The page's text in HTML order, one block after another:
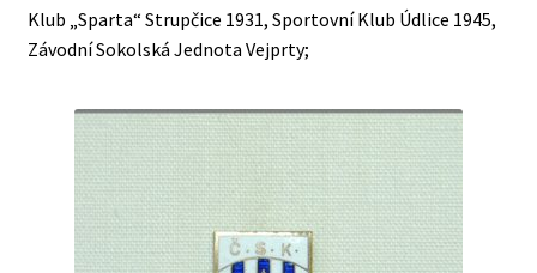
Klub „Sparta“ Strupčice 1931, Sportovní Klub Údlice 1945,
Závodní Sokolská Jednota Vejprty;